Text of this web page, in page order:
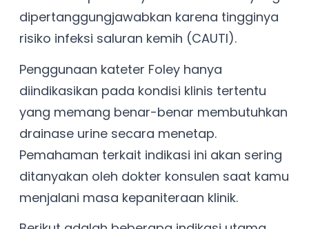
dipertanggungjawabkan karena tingginya
risiko infeksi saluran kemih (CAUTI).
Penggunaan kateter Foley hanya
diindikasikan pada kondisi klinis tertentu
yang memang benar-benar membutuhkan
drainase urine secara menetap.
Pemahaman terkait indikasi ini akan sering
ditanyakan oleh dokter konsulen saat kamu
menjalani masa kepaniteraan klinik.